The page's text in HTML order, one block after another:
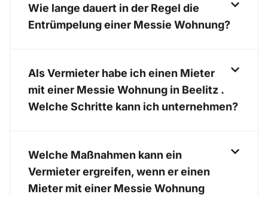
Wie lange dauert in der Regel die
Entrümpelung einer Messie Wohnung?
Als Vermieter habe ich einen Mieter
mit einer Messie Wohnung in Beelitz .
Welche Schritte kann ich unternehmen?
Welche Maßnahmen kann ein
Vermieter ergreifen, wenn er einen
Mieter mit einer Messie Wohnung